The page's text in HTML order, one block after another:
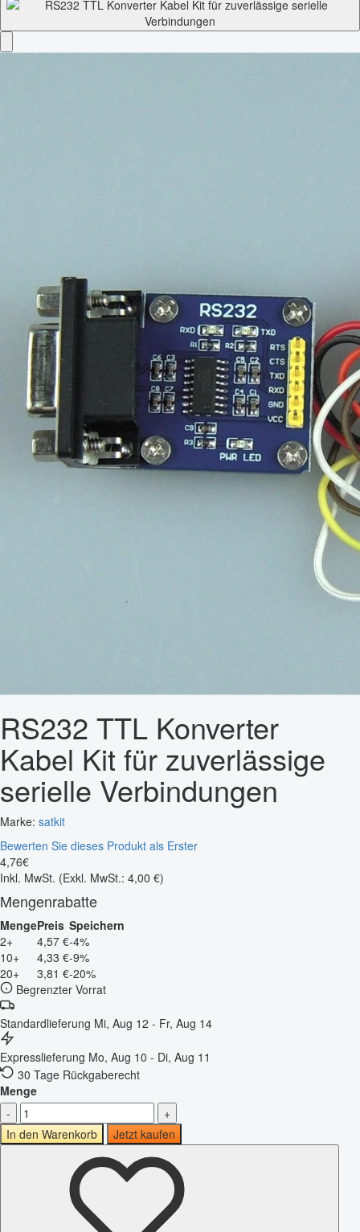
RS232 TTL Konverter
Kabel Kit für zuverlässige
serielle Verbindungen
Marke: satkit
Bewerten Sie dieses Produkt als Erster
4,76€
Inkl. MwSt. (Exkl. MwSt.: 4,00 €)
Mengenrabatte
MengePreis Speichern
2+
4,57 €-4%
10+
4,33 €-9%
20+
3,81 €-20%
Begrenzter Vorrat
Standardlieferung Mi, Aug 12 - Fr, Aug 14
Expresslieferung Mo, Aug 10 - Di, Aug 11
30 Tage Rückgaberecht
Menge
-
+
In den Warenkorb
Jetzt kaufen